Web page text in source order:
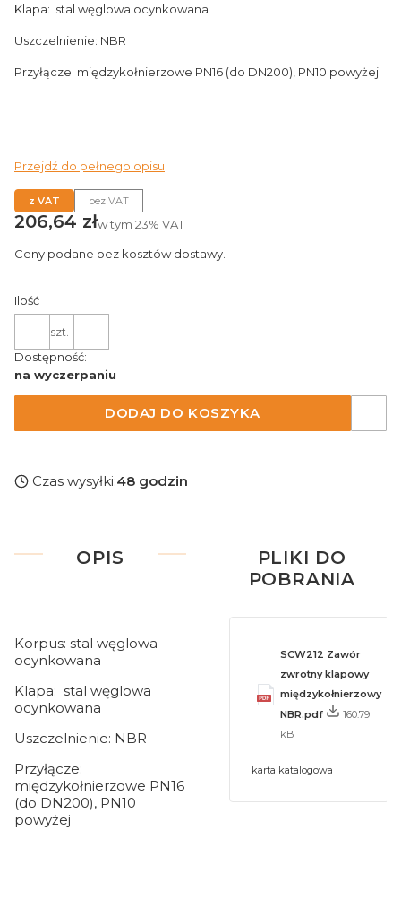
Klapa: stal węglowa ocynkowana
Uszczelnienie: NBR
Przyłącze: międzykołnierzowe PN16 (do DN200), PN10 powyżej
Przejdź do pełnego opisu
z VAT bez VAT
Cena
206,64 złw tym 23% VAT
Ceny podane bez kosztów dostawy.
Ilość
szt.
Dostępność:
na wyczerpaniu
DODAJ DO KOSZYKA
Czas wysyłki:48 godzin
OPIS
Korpus: stal węglowa
ocynkowana
Klapa: stal węglowa
ocynkowana
Uszczelnienie: NBR
Przyłącze:
międzykołnierzowe PN16
(do DN200), PN10
powyżej
PLIKI DO
POBRANIA
SCW212 Zawór
zwrotny klapowy
międzykołnierzowy
NBR.pdf
160.79
kB
karta katalogowa